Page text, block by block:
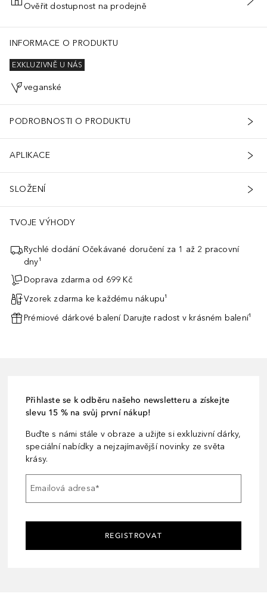
PŘIDAT DO KOŠÍKU
Ověřit dostupnost na prodejně
INFORMACE O PRODUKTU
EXKLUZIVNĚ U NÁS
veganské
PODROBNOSTI O PRODUKTU
APLIKACE
SLOŽENÍ
TVOJE VÝHODY
Rychlé dodání Očekávané doručení za 1 až 2 pracovní
dny¹
Doprava zdarma od 699 Kč
Vzorek zdarma ke každému nákupu¹
Prémiové dárkové balení Darujte radost v krásném balení¹
Přihlaste se k odběru našeho newsletteru a získejte
slevu 15 % na svůj první nákup!
Buďte s námi stále v obraze a užijte si exkluzivní dárky,
speciální nabídky a nejzajímavější novinky ze světa
krásy.
Emailová adresa*
REGISTROVAT